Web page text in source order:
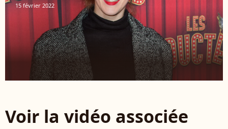
15 février 2022
Voir la vidéo associée